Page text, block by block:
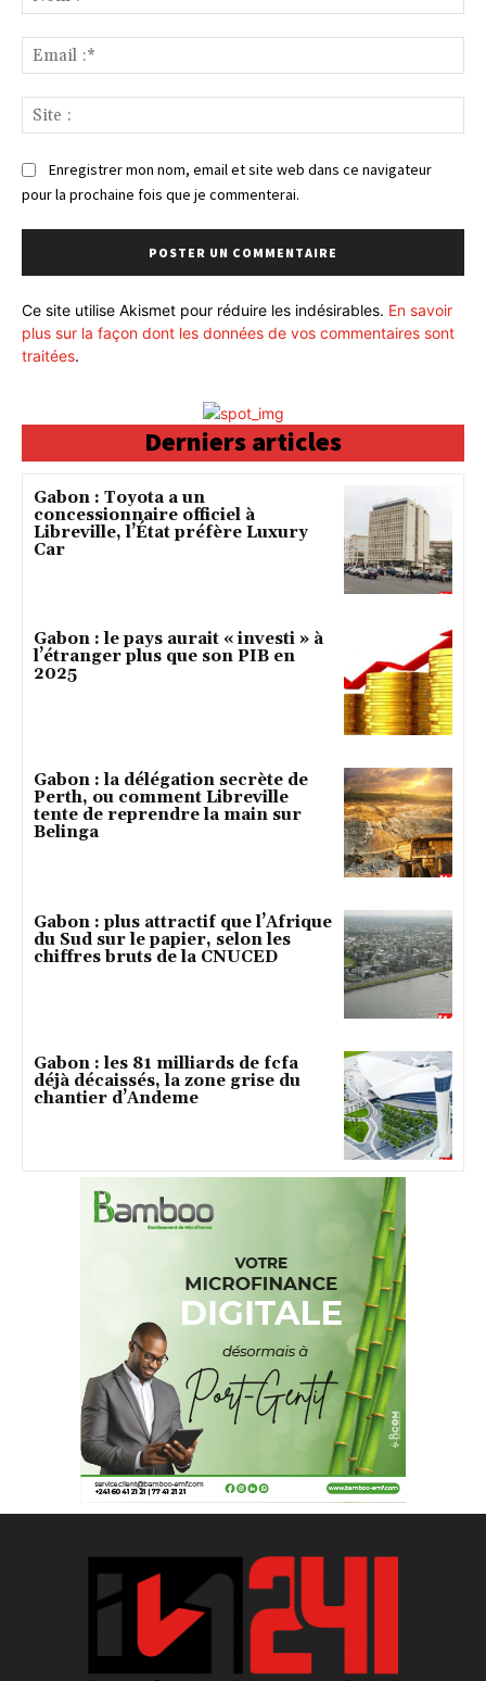
:*
:*
:
Enregistrer mon nom, email et site web dans ce navigateur
pour la prochaine fois que je commenterai.
Ce site utilise Akismet pour réduire les indésirables. En savoir
plus sur la façon dont les données de vos commentaires sont
traitées.
Derniers articles
Gabon : Toyota a un
concessionnaire officiel à
Libreville, l’État préfère Luxury
Car
Gabon : le pays aurait « investi » à
l’étranger plus que son PIB en
2025
Gabon : la délégation secrète de
Perth, ou comment Libreville
tente de reprendre la main sur
Belinga
Gabon : plus attractif que l’Afrique
du Sud sur le papier, selon les
chiffres bruts de la CNUCED
Gabon : les 81 milliards de fcfa
déjà décaissés, la zone grise du
chantier d’Andeme